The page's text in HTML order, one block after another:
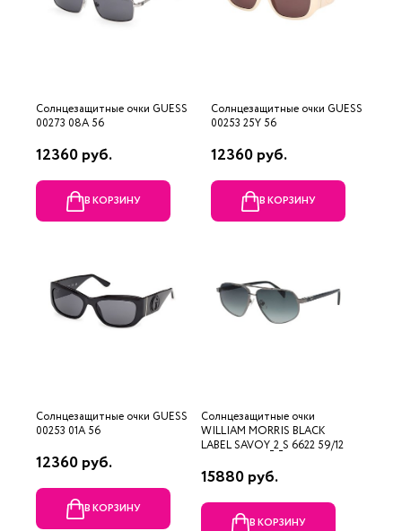
Солнцезащитные очки GUESS
00273 08A 56
12360 руб.
В КОРЗИНУ
Солнцезащитные очки GUESS
00253 25Y 56
12360 руб.
В КОРЗИНУ
Солнцезащитные очки GUESS
00253 01A 56
12360 руб.
В КОРЗИНУ
Солнцезащитные очки
WILLIAM MORRIS BLACK
LABEL SAVOY_2_S 6622 59/12
15880 руб.
В КОРЗИНУ